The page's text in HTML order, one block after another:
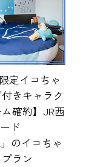
限定イコちゃ
きキャラク
確約】JR西
ド
」のイコちゃ
ラン